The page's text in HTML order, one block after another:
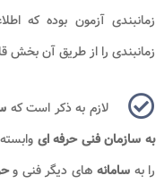
زمانبندی آزمون بوده که
زمانبندی را از طریق آن بخش
لازم به ذکر است که
به سازمان فنی حرفه ای
را به سامانه های دیگر فنی و